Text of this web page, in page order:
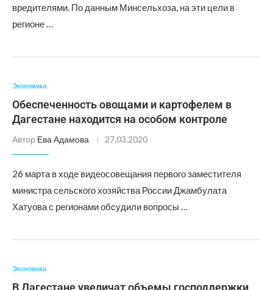
вредителями. По данным Минсельхоза, на эти цели в
регионе …
Экономика
Обеспеченность овощами и картофелем в
Дагестане находится на особом контроле
Автор Ева Адамова 27.03.2020
26 марта в ходе видеосовещания первого заместителя
министра сельского хозяйства России Джамбулата
Хатуова с регионами обсудили вопросы …
Экономика
В Дагестане увеличат объемы господдержки